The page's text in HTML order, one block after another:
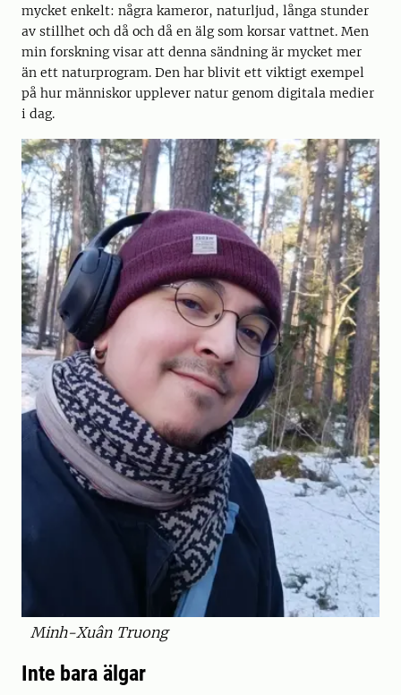
mycket enkelt: några kameror, naturljud, långa stunder
av stillhet och då och då en älg som korsar vattnet. Men
min forskning visar att denna sändning är mycket mer
än ett naturprogram. Den har blivit ett viktigt exempel
på hur människor upplever natur genom digitala medier
i dag.
Minh-Xuân Truong
Inte bara älgar